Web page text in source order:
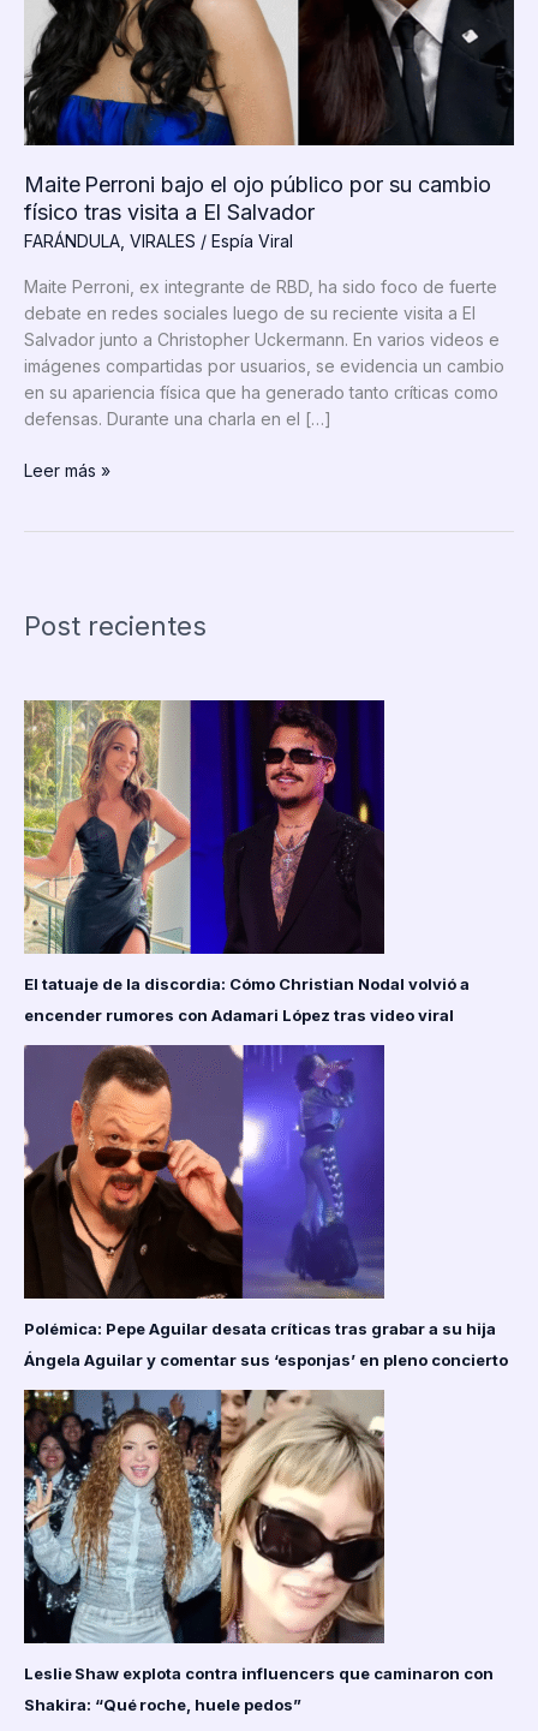
Maite Perroni bajo el ojo público por su cambio
físico tras visita a El Salvador
FARÁNDULA VIRALES / Espía Viral
Maite Perroni, ex integrante de RBD, ha sido foco de fuerte
debate en redes sociales luego de su reciente visita a El
Salvador junto a Christopher Uckermann. En varios videos e
imágenes compartidas por usuarios, se evidencia un cambio
en su apariencia física que ha generado tanto críticas como
defensas. Durante una charla en el […]
Maite Perroni
su
tras
visita
a
El
Salvador
Leer más »
Post recientes
El tatuaje de la discordia: Cómo Christian Nodal volvió a
encender rumores con Adamari López tras video viral
Polémica: Pepe Aguilar desata críticas tras grabar a su hija
Ángela Aguilar y comentar sus ‘esponjas’ en pleno concierto
Leslie Shaw explota contra influencers que caminaron con
Shakira: “Qué roche, huele pedos”